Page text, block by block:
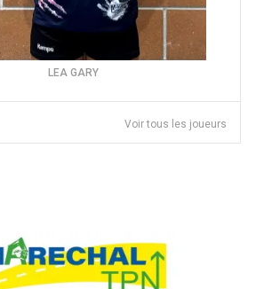
LEA GARY
Voir tous les joueurs